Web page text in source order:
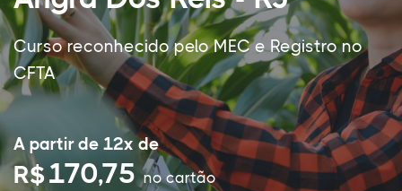
Curso reconhecido pelo MEC e Registro no
CFTA
A partir de 12x de
R$170,75no cartão